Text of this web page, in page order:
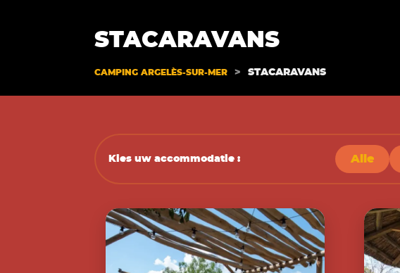
STACARAVANS
CAMPING ARGELÈS-SUR-MER > STACARAVANS
Kies uw accommodatie : Alle